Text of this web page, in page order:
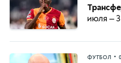
июля — 3
ФУТБОЛ •